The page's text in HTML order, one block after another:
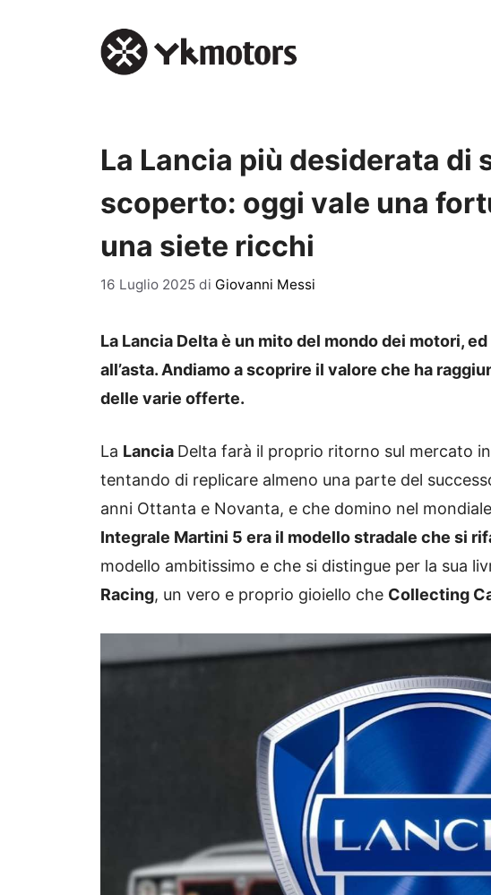
La Lancia più desiderata di
scoperto: oggi vale una
una siete ricchi
16 Luglio 2025 di Giovanni Messi
La Lancia Delta è un mito del mondo dei motori,
all’asta. Andiamo a scoprire il valore che ha
delle varie offerte.
La Lancia Delta farà il proprio ritorno sul mercato
tentando di replicare almeno una parte del
anni Ottanta e Novanta, e che domino nel mondiale
Integrale Martini 5 era il modello stradale che si
modello ambitissimo e che si distingue per la sua
Racing, un vero e proprio gioiello che Collecting